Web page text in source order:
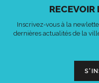
Inscrivez-vous à la
dernières actualités de la